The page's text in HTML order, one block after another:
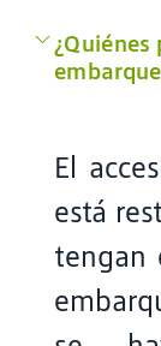
¿Quiénes
El
está
tengan